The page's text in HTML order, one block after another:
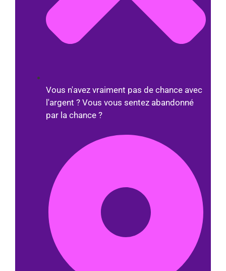
Vous n'avez vraiment pas de chance avec
l'argent ? Vous vous sentez abandonné
par la chance ?